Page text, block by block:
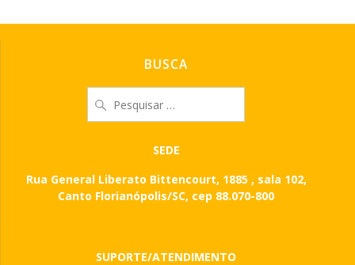
BUSCA
por:
SEDE
Rua General Liberato Bittencourt, 1885 , sala 102,
Canto Florianópolis/SC, cep 88.070-800
SUPORTE/ATENDIMENTO